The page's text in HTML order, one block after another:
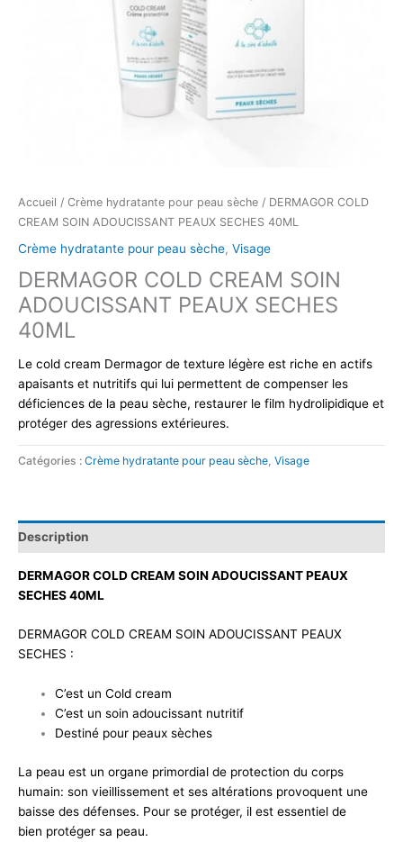
Accueil / Crème hydratante pour peau sèche / DERMAGOR COLD
CREAM SOIN ADOUCISSANT PEAUX SECHES 40ML
Crème hydratante pour peau sèche, Visage
DERMAGOR COLD CREAM SOIN
ADOUCISSANT PEAUX SECHES
40ML
Le cold cream Dermagor de texture légère est riche en actifs
apaisants et nutritifs qui lui permettent de compenser les
déficiences de la peau sèche, restaurer le film hydrolipidique et
protéger des agressions extérieures.
Catégories : Crème hydratante pour peau sèche, Visage
Description
DERMAGOR COLD CREAM SOIN ADOUCISSANT PEAUX
SECHES 40ML
DERMAGOR COLD CREAM SOIN ADOUCISSANT PEAUX
SECHES :
C’est un Cold cream
C’est un soin adoucissant nutritif
Destiné pour peaux sèches
La peau est un organe primordial de protection du corps
humain: son vieillissement et ses altérations provoquent une
baisse des défenses. Pour se protéger, il est essentiel de
bien protéger sa peau.